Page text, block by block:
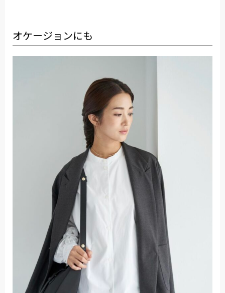
オケージョンにも